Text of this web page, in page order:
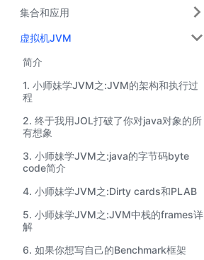
集合和应用
虚拟机JVM
简介
1. 小师妹学JVM之:JVM的架构和执行过
程
2. 终于我用JOL打破了你对java对象的所
有想象
3. 小师妹学JVM之:java的字节码byte
code简介
4. 小师妹学JVM之:Dirty cards和PLAB
5. 小师妹学JVM之:JVM中栈的frames详
解
6. 如果你想写自己的Benchmark框架